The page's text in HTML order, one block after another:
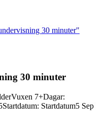
30 minuter"
30 minuter
Vuxen 7+Dagar:
Startdatum: Startdatum5 Sep